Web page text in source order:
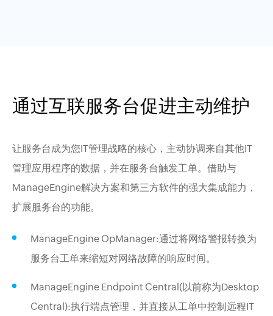
通过互联服务台促进主动维护
让服务台成为您IT管理战略的核心，主动协调来自其他IT
管理应用程序的数据，并在服务台触发工单。借助与
ManageEngine解决方案和第三方软件的强大集成能力，
扩展服务台的功能。
ManageEngine OpManager:通过将网络警报转换为
服务台工单来缩短对网络故障的响应时间。
ManageEngine Endpoint Central(以前称为Desktop
Central):执行端点管理，并直接从工单中控制远程IT